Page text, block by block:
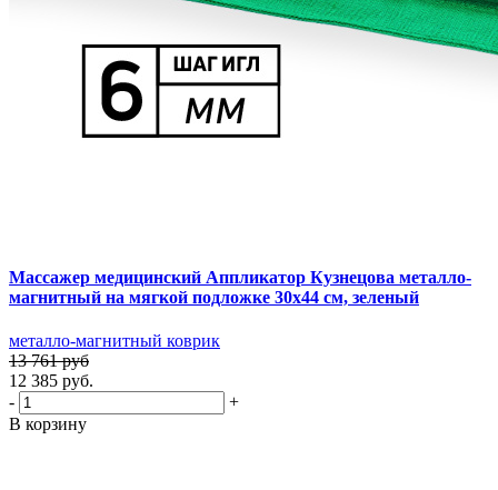
Массажер медицинский Аппликатор Кузнецова металло-
магнитный на мягкой подложке 30х44 см, зеленый
металло-магнитный коврик
13 761 руб
12 385 руб.
-
+
В корзину